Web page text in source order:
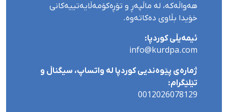
هەواڵەکە، لە ماڵپەڕ و تۆڕەکۆمەڵایەتییەکانی
خۆیدا بڵاوی دەکاتەوە.
ئیمەیڵی کوردپا:
info@kurdpa.com
ژمارەی پێوەندیی کوردپا لە واتساپ، سیگناڵ و
تێلێگرام:
0012026078129